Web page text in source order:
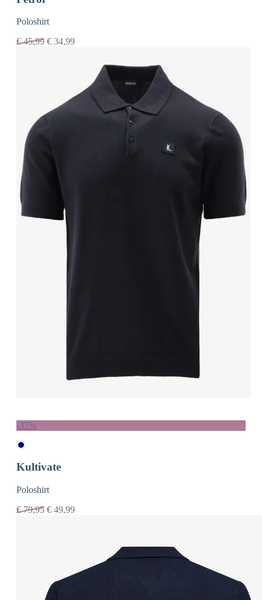
Poloshirt
€45,99 € 34,99
-37%
Kultivate
Poloshirt
€79,95 € 49,99